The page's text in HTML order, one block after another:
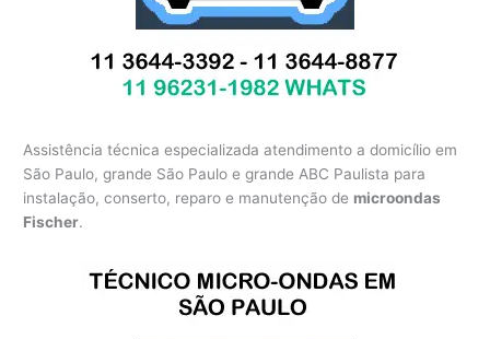
Assistência técnica especializada atendimento a domicílio em
São Paulo, grande São Paulo e grande ABC Paulista para
instalação, conserto, reparo e manutenção de microondas
Fischer.